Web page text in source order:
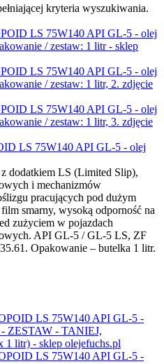
kryteria wyszukiwania.
LS 75W140 API GL-5 - olej
dodatkiem LS (Limited Slip),
i mechanizmów
pracujących pod dużym
smarny, wysoką odporność na
zużyciem w pojazdach
API GL-5 / GL-5 LS, ZF
Opakowanie – butelka 1 litr.